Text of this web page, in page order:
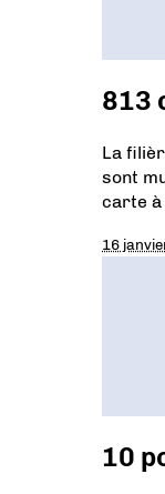
813
La
sont
carte à
16
10